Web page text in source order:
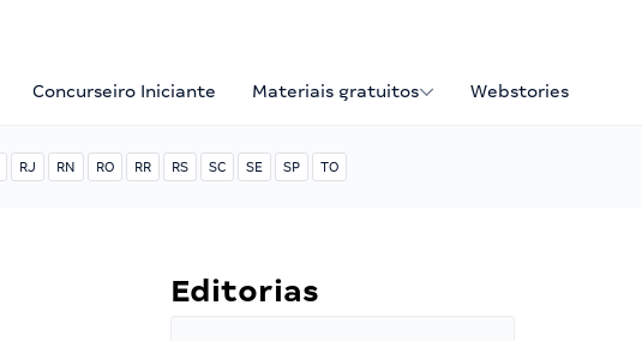
Concurseiro Iniciante Materiais gratuitos Webstories
RJ RN RO RR RS SC SE SP TO
Editorias